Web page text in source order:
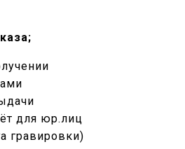
для юр.лиц
гравировки)